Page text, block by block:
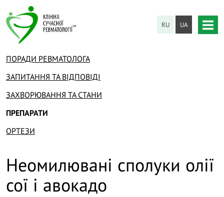
RU UA
ПОРАДИ РЕВМАТОЛОГА
ЗАПИТАННЯ ТА ВІДПОВІДІ
ЗАХВОРЮВАННЯ ТА СТАНИ
ПРЕПАРАТИ
ОРТЕЗИ
Неомилювані сполуки олії
сої і авокадо